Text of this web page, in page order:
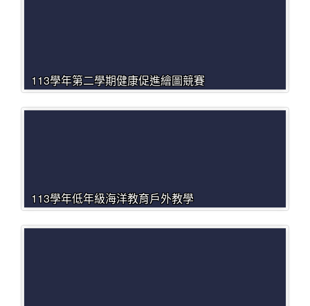
113學年第二學期健康促進繪圖競賽
113學年低年級海洋教育戶外教學